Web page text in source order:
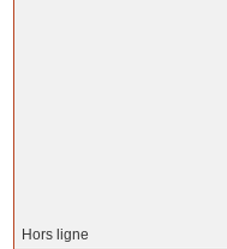
Hors ligne